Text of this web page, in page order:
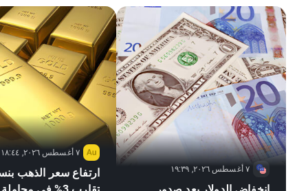
٧ أغسطس ٢٠٢٦, ١٩:٣٩
٧ أغسطس ٢٠٢٦, ١٨:٤٤
ارتفاع سعر الذهب